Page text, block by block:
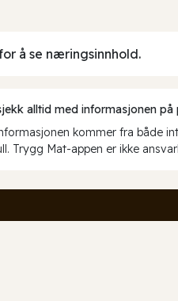
å se næringsinnhold.
alltid med informasjonen
kommer fra både
Trygg Mat-appen er ikke